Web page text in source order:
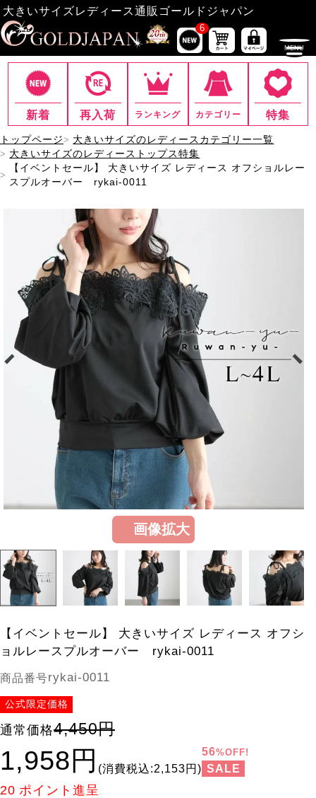
大きいサイズレディース通販ゴールドジャパン
6
新着 再入荷 ランキング カテゴリー 特集
トップページ
大きいサイズのレディースカテゴリー一覧
大きいサイズのレディーストップス特集
【イベントセール】 大きいサイズ レディース オフショルレー
スプルオーバー rykai-0011
【イベントセール】 大きいサイズ レディース オフシ
ョルレースプルオーバー rykai-0011
商品番号rykai-0011
公式限定価格
通常価格4,450円
1,958円 (消費税込:2,153円)
56%OFF!
SALE
20 ポイント進呈
画像拡大